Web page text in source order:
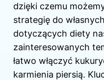
dzięki czemu
strategię do
dotyczących diety
zainteresowanych
łatwo włączyć
karmienia piersią.